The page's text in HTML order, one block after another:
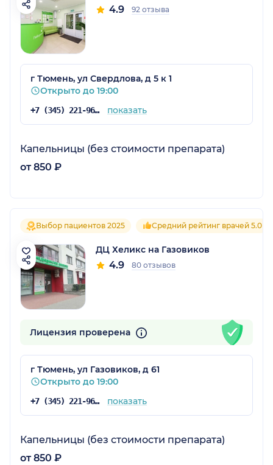
4.9 92 отзыва
г Тюмень, ул Свердлова, д 5 к 1
Открыто до 19:00
+7 (345) 221-96-30 показать
Капельницы (без стоимости препарата)
от 850 ₽
Выбор пациентов 2025 Средний рейтинг врачей 5.0
ДЦ Хеликс на Газовиков
4.9 80 отзывов
Лицензия проверена
г Тюмень, ул Газовиков, д 61
Открыто до 19:00
+7 (345) 221-96-30 показать
Капельницы (без стоимости препарата)
от 850 ₽